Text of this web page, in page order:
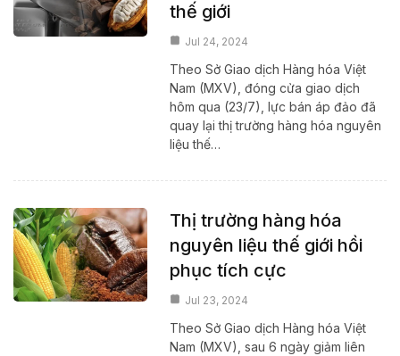
thế giới
Jul 24, 2024
Theo Sở Giao dịch Hàng hóa Việt
Nam (MXV), đóng cửa giao dịch
hôm qua (23/7), lực bán áp đảo đã
quay lại thị trường hàng hóa nguyên
liệu thế…
Thị trường hàng hóa
nguyên liệu thế giới hồi
phục tích cực
Jul 23, 2024
Theo Sở Giao dịch Hàng hóa Việt
Nam (MXV), sau 6 ngày giảm liên